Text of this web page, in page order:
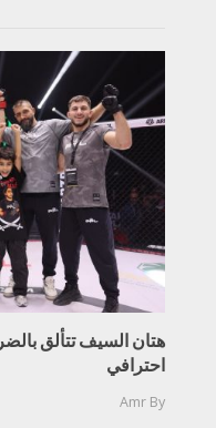
هتان السيف تتألق
احترافي
By
Amr